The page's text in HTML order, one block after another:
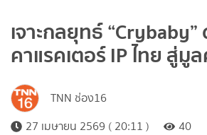
เจาะกลยุทธ์ “Crybaby”
คาแรคเตอร์ IP ไทย สู่มู
TNN ช่อง16
27 เมษายน 2569 ( 20:11 )
40